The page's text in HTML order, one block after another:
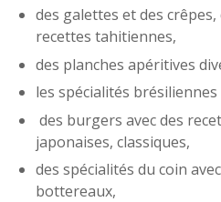
des galettes et des
recettes tahitiennes,
des planches apéritives
les spécialités brésiliennes
des burgers avec des
japonaises, classiques,
des spécialités du coin
bottereaux,